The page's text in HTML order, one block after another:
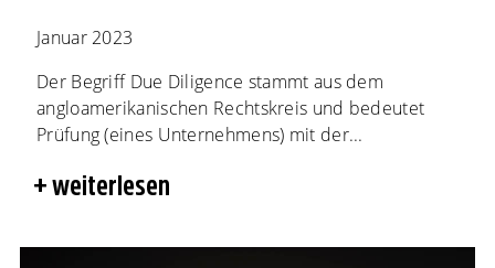
Januar 2023
Der Begriff Due Diligence stammt aus dem
angloamerikanischen Rechtskreis und bedeutet
Prüfung (eines Unternehmens) mit der...
weiterlesen